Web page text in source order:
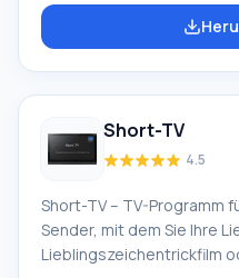
befüllen sowie
aus öffentlich zugänglichen
(VirtueMart, HostCMS, CS-
Short-TV
4.5
Short-TV – TV-Programm
Sender, mit dem Sie Ihre
Lieblingszeichentrickfilm